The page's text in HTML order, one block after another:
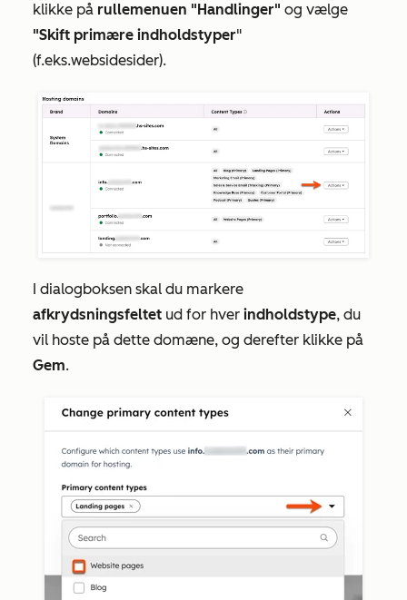
klikke på rullemenuen "Handlinger" og vælge
"Skift primære indholdstyper"
(f.eks.websidesider).
I dialogboksen skal du markere
afkrydsningsfeltet ud for hver indholdstype, du
vil hoste på dette domæne, og derefter klikke på
Gem.